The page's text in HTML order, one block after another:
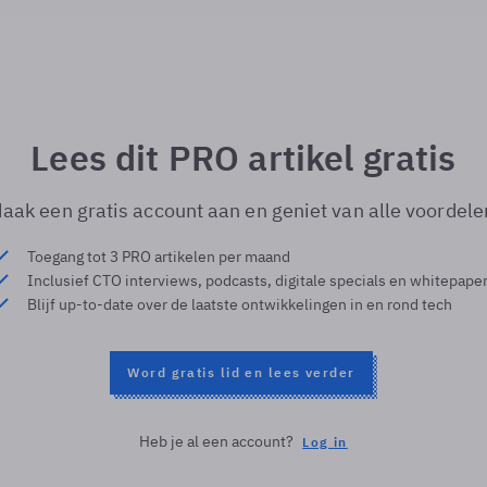
Lees dit PRO artikel gratis
een gratis account aan en geniet van alle
Toegang tot 3 PRO artikelen per maand
Inclusief CTO interviews, podcasts, digitale specials en
Blijf up-to-date over de laatste ontwikkelingen in en rond tech
Word gratis lid en lees verder
Heb je al een account? Log in